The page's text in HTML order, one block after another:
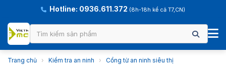
Hotline: 0936.611.372 (8h-18h kể cả T7,CN)
Trang chủ › Kiểm tra an ninh › Cổng từ an ninh siêu thị